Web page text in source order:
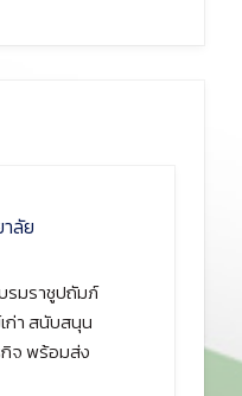
ลัย
รมราชูปถัมภ์
ก่า สนับสนุน
กิจ พร้อมส่ง